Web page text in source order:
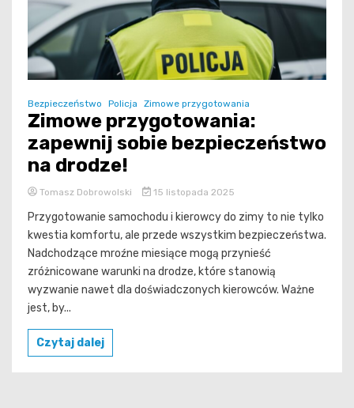
Bezpieczeństwo Policja Zimowe przygotowania
Zimowe przygotowania:
zapewnij sobie bezpieczeństwo
na drodze!
Tomasz Dobrowolski 15 listopada 2025
Przygotowanie samochodu i kierowcy do zimy to nie tylko
kwestia komfortu, ale przede wszystkim bezpieczeństwa.
Nadchodzące mroźne miesiące mogą przynieść
zróżnicowane warunki na drodze, które stanowią
wyzwanie nawet dla doświadczonych kierowców. Ważne
jest, by...
Czytaj dalej